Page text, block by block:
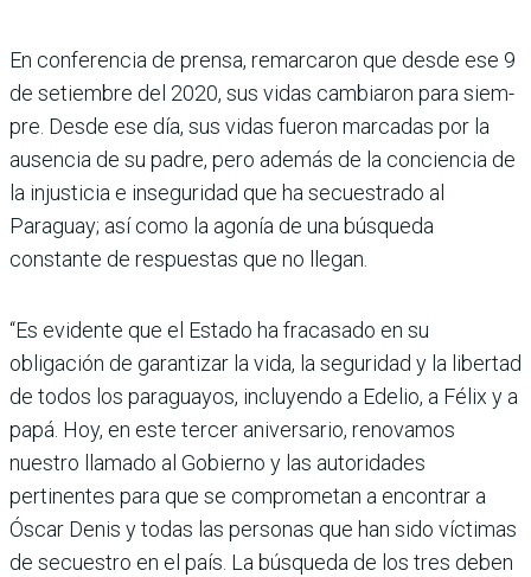
En conferencia de prensa, remarcaron que desde ese 9
de setiembre del 2020, sus vidas cambiaron para siem­
pre. Desde ese día, sus vidas fueron marcadas por la
ausen­cia de su padre, pero además de la conciencia de
la injusticia e inseguridad que ha secues­trado al
Paraguay; así como la agonía de una búsqueda
constante de respuestas que no llegan.
“Es evidente que el Estado ha fracasado en su
obligación de garantizar la vida, la seguri­dad y la libertad
de todos los paraguayos, incluyendo a Edelio, a Félix y a
papá. Hoy, en este tercer aniversario, renovamos
nuestro llamado al Gobierno y las autoridades
pertinentes para que se com­prometan a encontrar a
Óscar Denis y todas las personas que han sido víctimas
de secues­tro en el país. La búsqueda de los tres deben